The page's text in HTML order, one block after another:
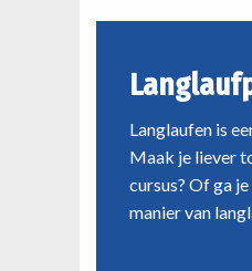
Langlaufen is
Maak je liever
cursus? Of ga
manier van